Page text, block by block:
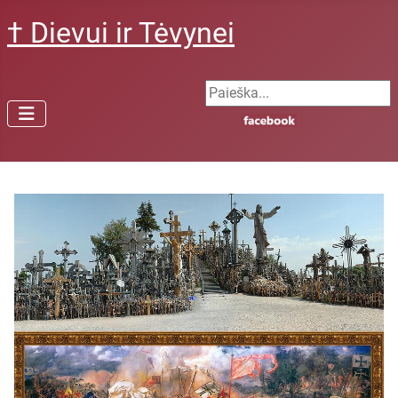
† Dievui ir Tėvynei
Search ...